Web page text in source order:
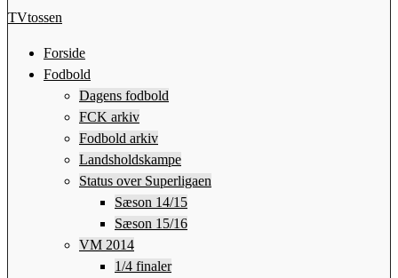
TVtossen
Forside
Fodbold
Dagens fodbold
FCK arkiv
Fodbold arkiv
Landsholdskampe
Status over Superligaen
Sæson 14/15
Sæson 15/16
VM 2014
1/4 finaler